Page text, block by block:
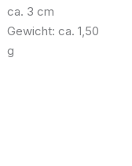
ca. 3 cm
Gewicht: ca. 1,50
g